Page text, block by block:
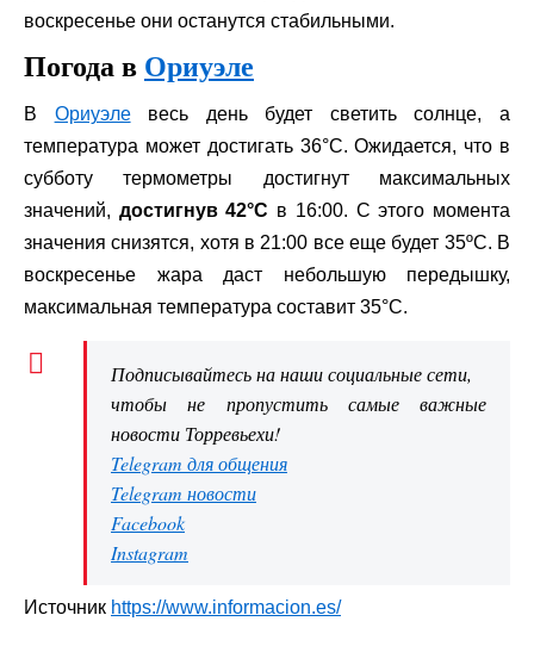
воскресенье они останутся стабильными.
Погода в Ориуэле
В Ориуэлевесь день будет светить солнце, а
температура может достигать 36°C. Ожидается, что в
субботу термометры достигнут максимальных
значений, достигнув 42°C в 16:00. С этого момента
значения снизятся, хотя в 21:00 все еще будет 35ºC. В
воскресенье жара даст небольшую передышку,
максимальная температура составит 35°C.
Подписывайтесь на наши социальные сети,
чтобы не пропустить самые важные
новости Торревьехи!
Telegram для общения
Telegram новости
Facebook
Instagram
Источник https://www.informacion.es/